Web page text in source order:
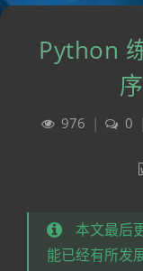
Python
976 | 0 |
本文最后
能已经有所发